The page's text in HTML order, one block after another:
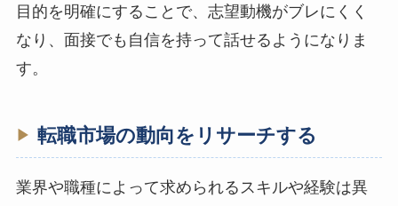
目的を明確にすることで、志望動機がブレにくく
なり、面接でも自信を持って話せるようになりま
す。
転職市場の動向をリサーチする
業界や職種によって求められるスキルや経験は異